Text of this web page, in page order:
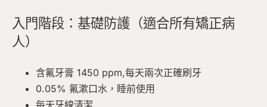
入門階段：基礎防護（適合所有矯正病
人）
含氟牙膏 1450 ppm,每天兩次正確刷牙
0.05% 氟漱口水，睡前使用